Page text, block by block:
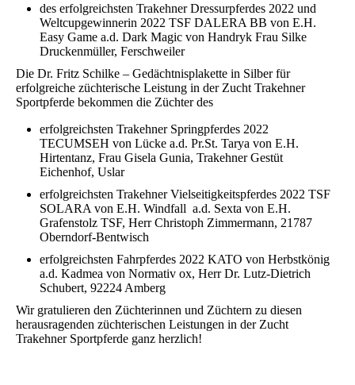
des erfolgreichsten Trakehner Dressurpferdes 2022 und
Weltcupgewinnerin 2022 TSF DALERA BB von E.H.
Easy Game a.d. Dark Magic von Handryk Frau Silke
Druckenmüller, Ferschweiler
Die Dr. Fritz Schilke – Gedächtnisplakette in Silber für
erfolgreiche züchterische Leistung in der Zucht Trakehner
Sportpferde bekommen die Züchter des
erfolgreichsten Trakehner Springpferdes 2022
TECUMSEH von Lücke a.d. Pr.St. Tarya von E.H.
Hirtentanz, Frau Gisela Gunia, Trakehner Gestüt
Eichenhof, Uslar
erfolgreichsten Trakehner Vielseitigkeitspferdes 2022 TSF
SOLARA von E.H. Windfall a.d. Sexta von E.H.
Grafenstolz TSF, Herr Christoph Zimmermann, 21787
Oberndorf-Bentwisch
erfolgreichsten Fahrpferdes 2022 KATO von Herbstkönig
a.d. Kadmea von Normativ ox, Herr Dr. Lutz-Dietrich
Schubert, 92224 Amberg
Wir gratulieren den Züchterinnen und Züchtern zu diesen
herausragenden züchterischen Leistungen in der Zucht
Trakehner Sportpferde ganz herzlich!